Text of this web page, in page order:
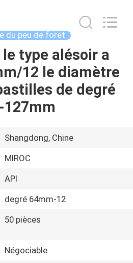
du peu de foret
le type alésoir a
12 le diamètre
de degré
127mm
Shangdong, Chine
MIROC
API
degré 64mm-12
50 pièces
Négociable